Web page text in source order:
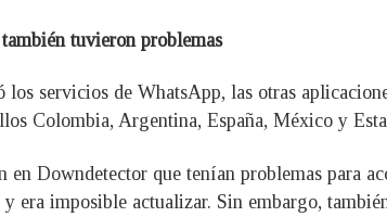
tuvieron problemas
los servicios de WhatsApp, las otras
Colombia, Argentina, España, México y
en Downdetector que tenían problemas para
era imposible actualizar. Sin embargo,